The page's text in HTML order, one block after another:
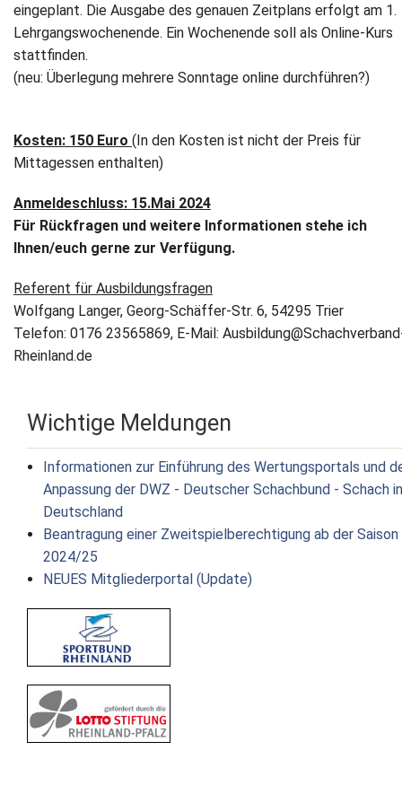
eingeplant. Die Ausgabe des genauen Zeitplans erfolgt am 1.
Lehrgangswochenende. Ein Wochenende soll als Online-Kurs
stattfinden.
(neu: Überlegung mehrere Sonntage online durchführen?)
Kosten: 150 Euro (In den Kosten ist nicht der Preis für
Mittagessen enthalten)
Anmeldeschluss: 15.Mai 2024
Für Rückfragen und weitere Informationen stehe ich
Ihnen/euch gerne zur Verfügung.
Referent für Ausbildungsfragen
Wolfgang Langer, Georg-Schäffer-Str. 6, 54295 Trier
Telefon: 0176 23565869, E-Mail:
Rheinland.de
Wichtige Meldungen
Informationen zur Einführung des Wertungsportals und
Anpassung der DWZ - Deutscher Schachbund - Schach in
Deutschland
Beantragung einer Zweitspielberechtigung ab der Saison
2024/25
NEUES Mitgliederportal (Update)